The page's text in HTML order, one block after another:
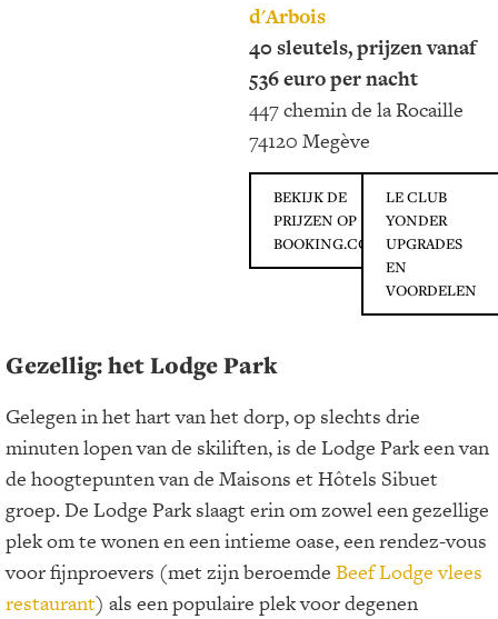
d'Arbois
40 sleutels, prijzen vanaf
536 euro per nacht
447 chemin de la Rocaille
74120 Megève
BEKIJK DE
PRIJZEN OP
BOOKING.COM
LE CLUB
YONDER
UPGRADES
EN
VOORDELEN
Gezellig: het Lodge Park
Gelegen in het hart van het dorp, op slechts drie
minuten lopen van de skiliften, is de Lodge Park een van
de hoogtepunten van de Maisons et Hôtels Sibuet
groep. De Lodge Park slaagt erin om zowel een gezellige
plek om te wonen en een intieme oase, een rendez-vous
voor fijnproevers (met zijn beroemde Beef Lodge vlees
restaurant) als een populaire plek voor degenen